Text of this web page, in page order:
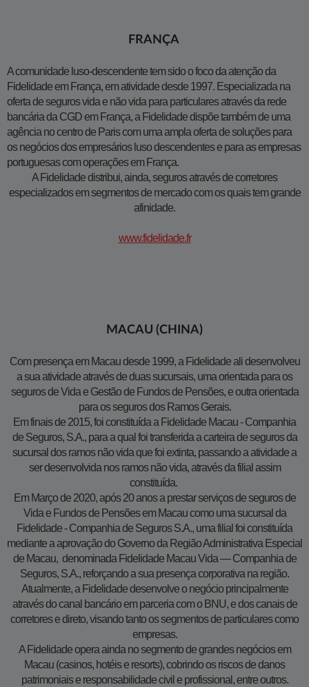
FRANÇA
A comunidade luso-descendente tem sido o foco da atenção da
Fidelidade em França, em atividade desde 1997. Especializada na
oferta de seguros vida e não vida para particulares através da rede
bancária da CGD em França, a Fidelidade dispõe também de uma
agência no centro de Paris com uma ampla oferta de soluções para
os negócios dos empresários luso descendentes e para as empresas
portuguesas com operações em França.
A Fidelidade distribui, ainda, seguros através de corretores
especializados em segmentos de mercado com os quais tem grande
afinidade.
www.fidelidade.fr
MACAU (CHINA)
Com presença em Macau desde 1999, a Fidelidade ali desenvolveu
a sua atividade através de duas sucursais, uma orientada para os
seguros de Vida e Gestão de Fundos de Pensões, e outra orientada
para os seguros dos Ramos Gerais.
Em finais de 2015, foi constituída a Fidelidade Macau - Companhia
de Seguros, S.A., para a qual foi transferida a carteira de seguros da
sucursal dos ramos não vida que foi extinta, passando a atividade a
ser desenvolvida nos ramos não vida, através da filial assim
constituída.
Em Março de 2020, após 20 anos a prestar serviços de seguros de
Vida e Fundos de Pensões em Macau como uma sucursal da
Fidelidade - Companhia de Seguros S.A., uma filial foi constituída
mediante a aprovação do Governo da Região Administrativa Especial
de Macau, denominada Fidelidade Macau Vida — Companhia de
Seguros, S.A., reforçando a sua presença corporativa na região.
Atualmente, a Fidelidade desenvolve o negócio principalmente
através do canal bancário em parceria com o BNU, e dos canais de
corretores e direto, visando tanto os segmentos de particulares como
empresas.
A Fidelidade opera ainda no segmento de grandes negócios em
Macau (casinos, hotéis e resorts), cobrindo os riscos de danos
patrimoniais e responsabilidade civil e profissional, entre outros.